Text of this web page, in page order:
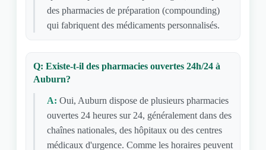
des pharmacies de préparation (compounding)
qui fabriquent des médicaments personnalisés.
Q: Existe-t-il des pharmacies ouvertes 24h/24 à
Auburn?
A: Oui, Auburn dispose de plusieurs pharmacies
ouvertes 24 heures sur 24, généralement dans des
chaînes nationales, des hôpitaux ou des centres
médicaux d'urgence. Comme les horaires peuvent